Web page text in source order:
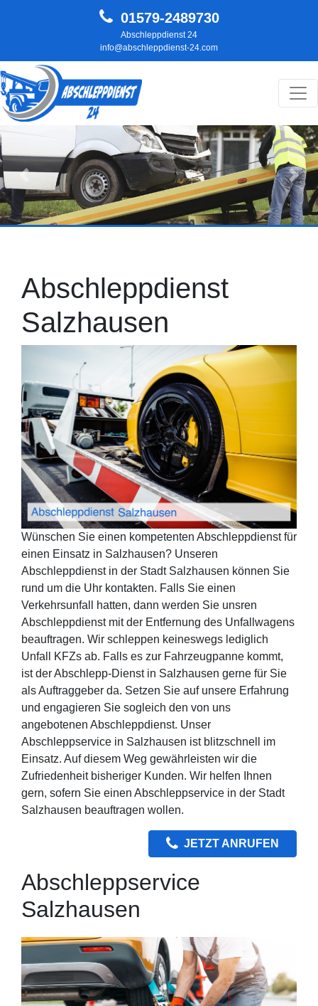
01579-2489730
Abschleppdienst 24
info@abschleppdienst-24.com
Hauptnavigation
Zurück
Abschleppdienst
Salzhausen
Wünschen Sie einen kompetenten Abschleppdienst für
einen Einsatz in Salzhausen? Unseren
Abschleppdienst in der Stadt Salzhausen können Sie
rund um die Uhr kontakten. Falls Sie einen
Verkehrsunfall hatten, dann werden Sie unsren
Abschleppdienst mit der Entfernung des Unfallwagens
beauftragen. Wir schleppen keineswegs lediglich
Unfall KFZs ab. Falls es zur Fahrzeugpanne kommt,
ist der Abschlepp-Dienst in Salzhausen gerne für Sie
als Auftraggeber da. Setzen Sie auf unsere Erfahrung
und engagieren Sie sogleich den von uns
angebotenen Abschleppdienst. Unser
Abschleppservice in Salzhausen ist blitzschnell im
Einsatz. Auf diesem Weg gewährleisten wir die
Zufriedenheit bisheriger Kunden. Wir helfen Ihnen
gern, sofern Sie einen Abschleppservice in der Stadt
Salzhausen beauftragen wollen.
JETZT ANRUFEN
Abschleppservice
Salzhausen